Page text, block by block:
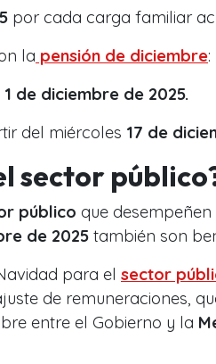
por cada carga familiar
la pensión de diciembre:
1 de diciembre de 2025.
del miércoles 17 de
sector
público que
de 2025 también son
para el sector
de remuneraciones,
entre el Gobierno y la